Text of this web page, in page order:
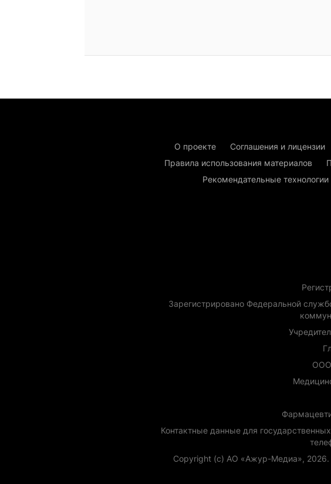
О проекте Соглашения и лицензии
Правила использования материалов
Рекомендательные технологии
Зарегистрировано Федеральной
ООО
Контактные данные для
Copyright (с) АО «Ажур-Медиа», 2026.